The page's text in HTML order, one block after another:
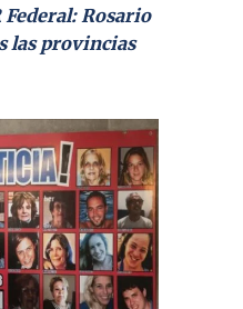
Federal: Rosario
las provincias